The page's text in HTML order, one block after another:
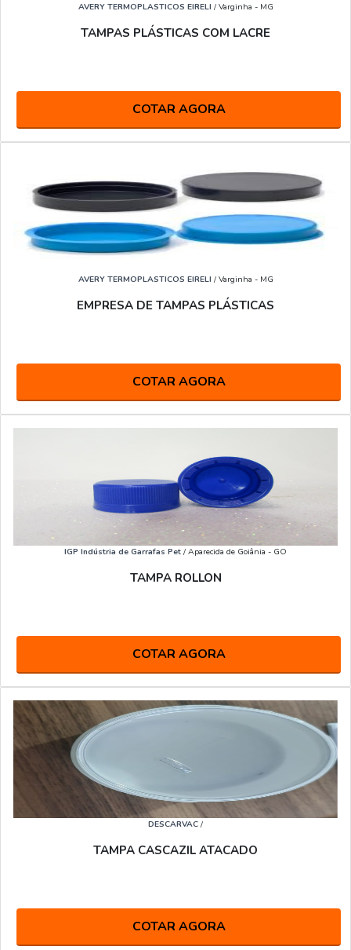
AVERY TERMOPLASTICOS EIRELI / Varginha - MG
TAMPAS PLÁSTICAS COM LACRE
COTAR AGORA
AVERY TERMOPLASTICOS EIRELI / Varginha - MG
EMPRESA DE TAMPAS PLÁSTICAS
COTAR AGORA
IGP Indústria de Garrafas Pet / Aparecida de Goiânia - GO
TAMPA ROLLON
COTAR AGORA
DESCARVAC /
TAMPA CASCAZIL ATACADO
COTAR AGORA